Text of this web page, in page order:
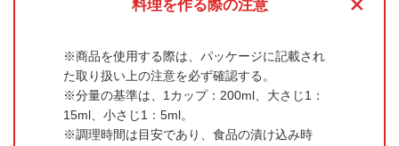
料理を作る際の注意
商品を使用する際は、パッケージに記載され
た取り扱い上の注意を必ず確認する。
分量の基準は、1カップ：200ml、大さじ1：
15ml、小さじ1：5ml。
調理時間は目安であり、食品の漬け込み時